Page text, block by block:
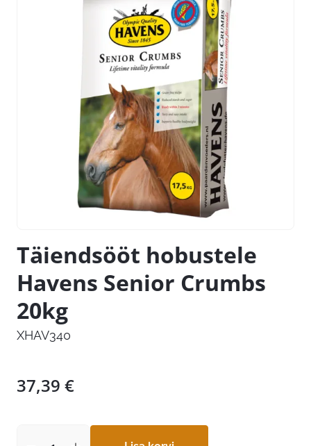
Täiendsööt hobustele
Havens Senior Crumbs
20kg
XHAV340
37,39 €